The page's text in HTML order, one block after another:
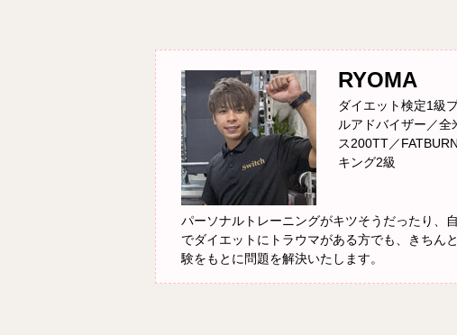
RYOMA
ダイエット検定1級
ルアドバイザー／全
ス200TT／
キング2級
パーソナルトレーニングがキツそうだったり、
でダイエットにトラウマがある方でも、きちん
験をもとに問題を解決いたします。